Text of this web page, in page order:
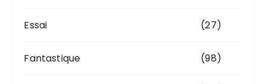
Essai (27)
Fantastique (98)